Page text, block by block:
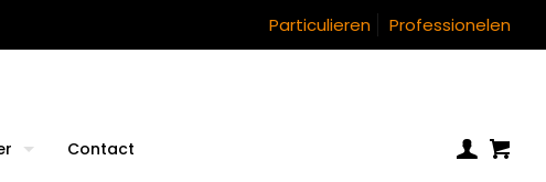
Particulieren Professionelen
Contact